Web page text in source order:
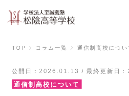
TOP コラム一覧 通信制高校につい
公開日：2026.01.13 / 最終更新日
通信制高校について